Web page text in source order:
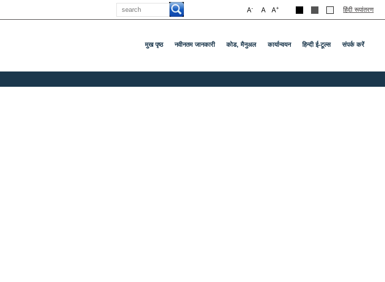
Search
A+
A
A- हिंदी रूपांतरण
मुख पृष्ठ नवीनतम जानकारी कोड, मैनुअल कार्यान्वयन हिन्दी ई-टूल्स संपर्क करें